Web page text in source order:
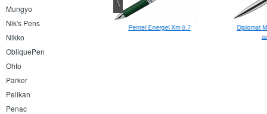
Mungyo
Nik's Pens
Nikko
ObliquePen
Ohto
Parker
Pelikan
Penac
Pelikan Pelikano Junior A Pentel Energel Xm 0.7
Diplomat